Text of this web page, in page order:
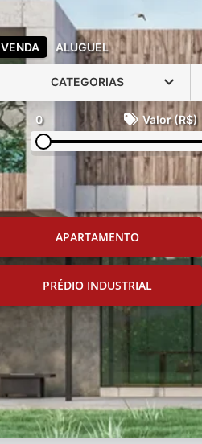
VENDA ALUGUEL
CATEGORIAS
0 Valor (R$)
APARTAMENTO
PRÉDIO INDUSTRIAL